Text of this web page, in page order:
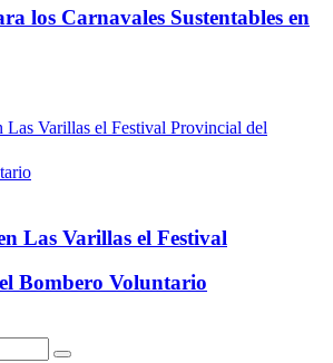
los Carnavales Sustentables en
Las Varillas el Festival
Bombero Voluntario